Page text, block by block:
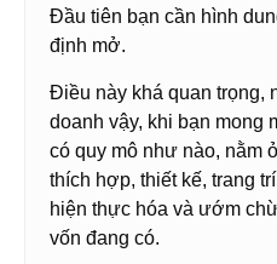
Đầu tiên bạn cần hình
định mở.
Điều này khá quan trọng,
doanh vậy, khi bạn mong
có quy mô như nào, nằm
thích hợp, thiết kế, trang
hiện thực hóa và ướm
vốn đang có.